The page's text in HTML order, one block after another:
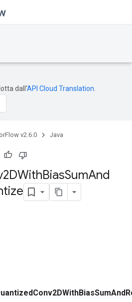
dall'API Cloud Translation
v2.6.0 Java
BiasSumAnd